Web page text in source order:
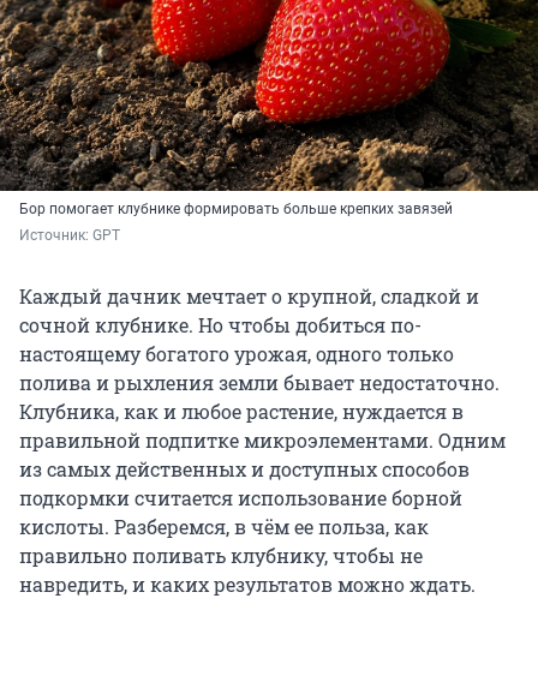
Бор помогает клубнике формировать больше крепких завязей
Источник: GPT
Каждый дачник мечтает о крупной, сладкой и
сочной клубнике. Но чтобы добиться по-
настоящему богатого урожая, одного только
полива и рыхления земли бывает недостаточно.
Клубника, как и любое растение, нуждается в
правильной подпитке микроэлементами. Одним
из самых действенных и доступных способов
подкормки считается использование борной
кислоты. Разберемся, в чём ее польза, как
правильно поливать клубнику, чтобы не
навредить, и каких результатов можно ждать.